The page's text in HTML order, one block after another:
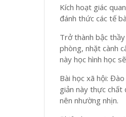
Kích hoạt giác
đánh thức các tế
Trở thành bậc
phòng, nhặt cành
này học hình học
Bài học xã hội:
giản này thực chất
nên nhường nhịn.